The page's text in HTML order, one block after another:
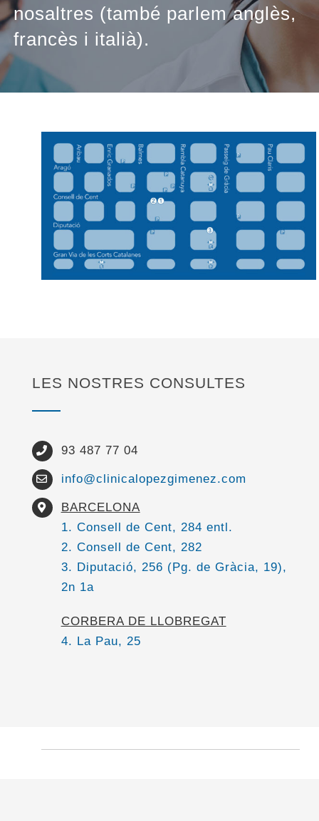
nosaltres (també parlem anglès,
francès i italià).
LES NOSTRES CONSULTES
93 487 77 04
info@clinicalopezgimenez.com
BARCELONA
1. Consell de Cent, 284 entl.
2. Consell de Cent, 282
3. Diputació, 256 (Pg. de Gràcia, 19),
2n 1a
CORBERA DE LLOBREGAT
4. La Pau, 25